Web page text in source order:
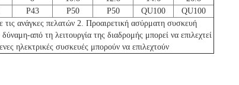
P43 P50 P50 QU100
QU100
ανάγκες πελατών 2. Προαιρετική ασύρματη συσκευή
από τη λειτουργία της διαδρομής μπορεί να επιλεχτεί
ηλεκτρικές συσκευές μπορούν να επιλεχτούν